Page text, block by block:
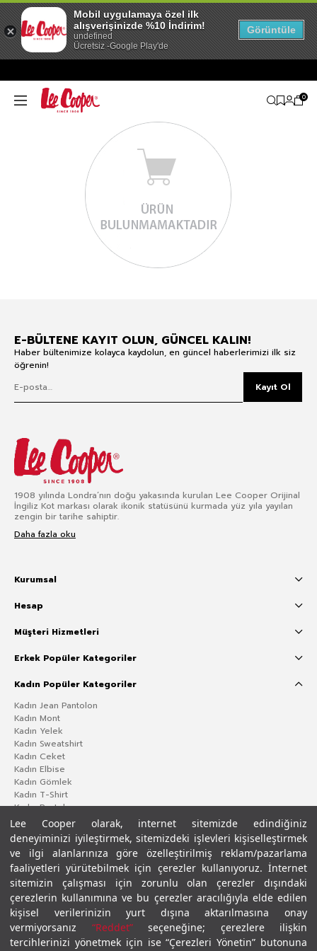
Lee Cooper olarak, internet sitemizde edindiğiniz
deneyiminizi iyileştirmek, sitemizdeki işlevleri kişiselleştirmek
ve ilgi alanlarınıza göre özelleştirilmiş reklam/pazarlama
faaliyetleri yürütebilmek için çerezler kullanıyoruz. İnternet
sitemizin çalışması için zorunlu olan çerezler dışındaki
çerezlerin kullanımına ve bu çerezler aracılığıyla elde edilen
kişisel verilerinizin yurt dışına aktarılmasına onay
vermiyorsanız “Reddet”seçeneğine; çerezlere ilişkin
tercihlerinizi yönetmek için ise “Çerezleri Yönetin” butonuna
0
E-BÜLTENE KAYIT OLUN, GÜNCEL KALIN!
Haber bültenimize kolayca kaydolun, en güncel haberlerimizi ilk siz
öğrenin!
Kayıt Ol
1908 yılında Londra’nın doğu yakasında kurulan Lee Cooper Orijinal
İngiliz Kot markası olarak ikonik statüsünü kurmada yüz yıla yayılan
zengin bir tarihe sahiptir.
Daha fazla oku
Kurumsal
Hesap
Müşteri Hizmetleri
Erkek Popüler Kategoriler
Kadın Popüler Kategoriler
Kadın Jean Pantolon
Kadın Mont
Kadın Yelek
Kadın Sweatshirt
Kadın Ceket
Kadın Elbise
Kadın Gömlek
Kadın T-Shirt
Kadın Pantolon
Gizlilik PolitikasıÇerez PolitikasıKVKK Aydınlatma MetniŞartlar ve Koşullar
Mobil uygulamaya özel ilk
alışverişinizde %10 İndirim!
undefined
Ücretsiz -Google Play'de
Görüntüle